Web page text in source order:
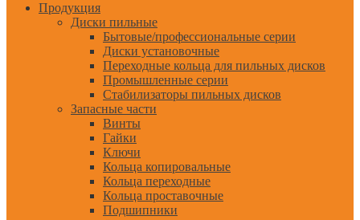
Продукция
Диски пильные
Бытовые/профессиональные серии
Диски установочные
Переходные кольца для пильных дисков
Промышленные серии
Стабилизаторы пильных дисков
Запасные части
Винты
Гайки
Ключи
Кольца копировальные
Кольца переходные
Кольца проставочные
Подшипники